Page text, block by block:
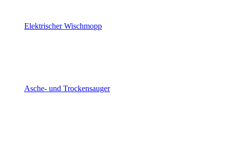
Elektrischer Wischmopp
Asche- und Trockensauger